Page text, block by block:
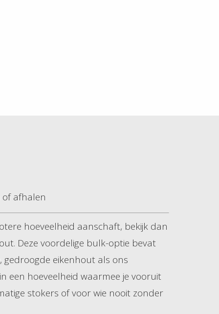
of afhalen
hoeveelheid aanschaft, bekijk dan
Deze voordelige bulk-optie bevat
gedroogde eikenhout als ons
een hoeveelheid waarmee je vooruit
stokers of voor wie nooit zonder